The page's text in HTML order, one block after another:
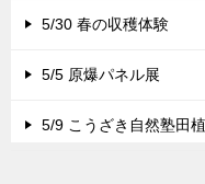
5/30 春の収穫体験
5/5 原爆パネル展
5/9 こうざき自然塾田